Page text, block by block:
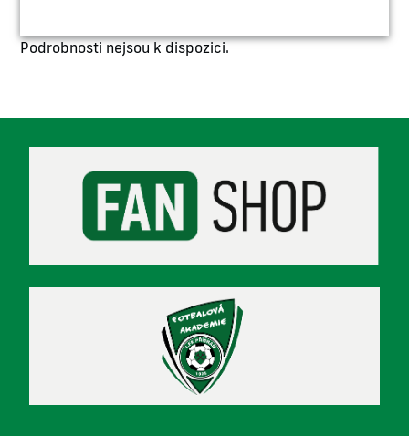
Podrobnosti nejsou k dispozici.